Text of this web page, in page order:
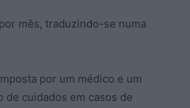
mês, traduzindo-se numa
por um médico e um
de cuidados em casos de